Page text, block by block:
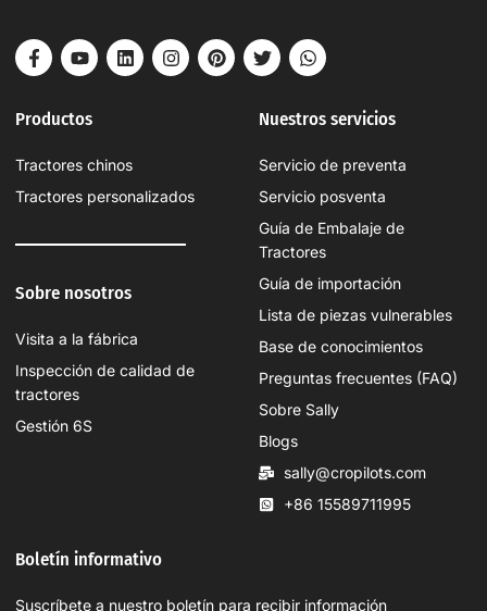
Productos
Tractores chinos
Tractores personalizados
Sobre nosotros
Visita a la fábrica
Inspección de calidad de
tractores
Gestión 6S
Nuestros servicios
Servicio de preventa
Servicio posventa
Guía de Embalaje de
Tractores
Guía de importación
Lista de piezas vulnerables
Base de conocimientos
Preguntas frecuentes (FAQ)
Sobre Sally
Blogs
sally@cropilots.com
+86 15589711995
Boletín informativo
Suscríbete a nuestro boletín para recibir información